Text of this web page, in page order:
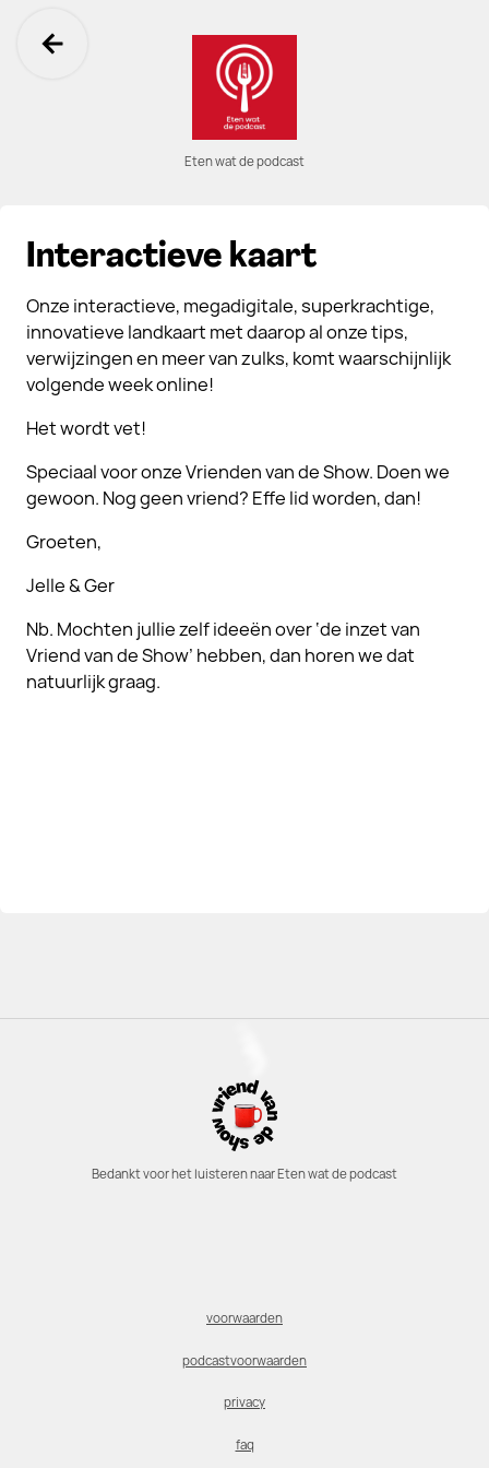
Ga terug
Eten wat de podcast
Interactieve kaart
Onze interactieve, megadigitale, superkrachtige,
innovatieve landkaart met daarop al onze tips,
verwijzingen en meer van zulks, komt waarschijnlijk
volgende week online!
Het wordt vet!
Speciaal voor onze Vrienden van de Show. Doen we
gewoon. Nog geen vriend? Effe lid worden, dan!
Groeten,
Jelle & Ger
Nb. Mochten jullie zelf ideeën over ‘de inzet van
Vriend van de Show’ hebben, dan horen we dat
natuurlijk graag.
Bedankt voor het luisteren naar Eten wat de podcast
voorwaarden
podcastvoorwaarden
privacy
faq